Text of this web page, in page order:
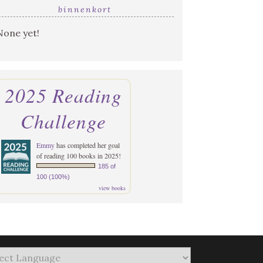
binnenkort
yet!
2025 Reading
Challenge
Emmyhas completed her goal
of reading 100 books in 2025!
185 of
100 (100%)
view books